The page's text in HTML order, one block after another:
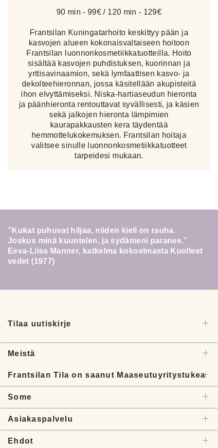
90 min - 99€ / 120 min - 129€
Frantsilan Kuningatarhoito keskittyy pään ja
kasvojen alueen kokonaisvaltaiseen hoitoon
Frantsilan luonnonkosmetiikkatuotteilla. Hoito
sisältää kasvojen puhdistuksen, kuorinnan ja
yrttisavinaamion, sekä lymfaattisen kasvo- ja
dekolteehieronnan, jossa käsitellään akupisteitä
ihon elvyttämiseksi. Niska-hartiaseudun hieronta
ja päänhieronta rentouttavat syvällisesti, ja käsien
sekä jalkojen hieronta lämpimien
kaurapakkausten kera täydentää
hemmottelukokemuksen. Frantsilan hoitaja
valitsee sinulle luonnonkosmetiikkatuotteet
tarpeidesi mukaan.
”Kukat puhuvat hiljaa, niiden kieli on rauha.
Joskus minä kuuntelen, ja sydämeni paranee.”
Eeva-Liisa Manner, katkelma kokoelmasta Kuolleet
vedet (1977)
Meistä
Frantsilan Tila on saanut Maaseutuyritystukea
Some
Asiakaspalvelu
Ehdot
Tilaa uutiskirje